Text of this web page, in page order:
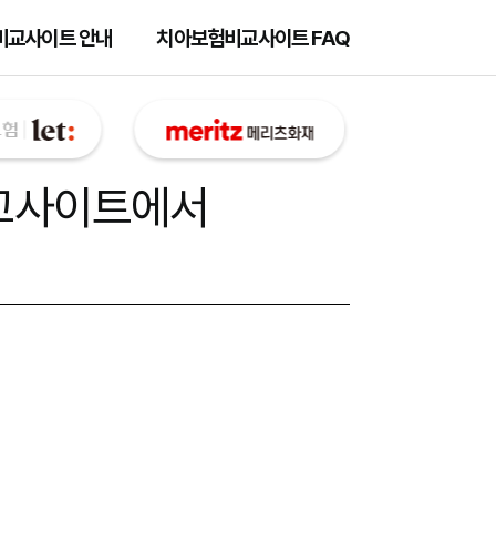
교사이트 안내 치아보험비교사이트 FAQ
사이트에서